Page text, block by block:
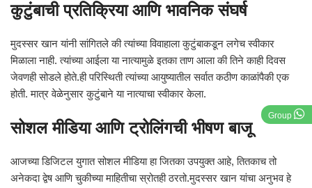
Group
कुटुंबाची प्रतिक्रिया आणि भावनिक संघर्ष
मुदस्सर खान यांनी सांगितले की त्यांच्या विवाहाला कुटुंबाकडून लगेच स्वीकार
मिळाला नाही. त्यांच्या आईला या नात्यामुळे इतका ताण आला की तिने काही दिवस
जेवणही सोडले होते.ही परिस्थिती त्यांच्या आयुष्यातील सर्वात कठीण काळांपैकी एक
होती. मात्र वेळेनुसार कुटुंबाने या नात्याचा स्वीकार केला.
सोशल मीडिया आणि ट्रोलिंगची भीषण बाजू
आजच्या डिजिटल युगात सोशल मीडिया हा जितका उपयुक्त आहे, तितकाच तो
अनेकदा द्वेष आणि चुकीच्या माहितीचा स्रोतही ठरतो.मुदस्सर खान यांचा अनुभव हे